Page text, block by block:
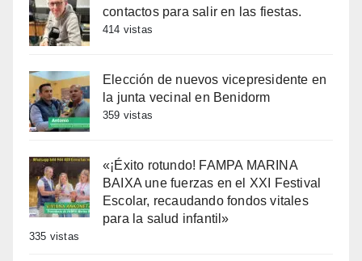
contactos para salir en las fiestas.
414 vistas
Elección de nuevos vicepresidente en
la junta vecinal en Benidorm
359 vistas
«¡Éxito rotundo! FAMPA MARINA
BAIXA une fuerzas en el XXI Festival
Escolar, recaudando fondos vitales
para la salud infantil»
335 vistas